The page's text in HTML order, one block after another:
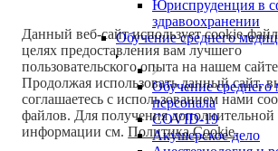
Юриспруденция в
здравоохранении
Обучение среднего
Обучение среднего
персонала
COVID-19
Акушерское дело
Данный веб-сайт использует cookie-
целях предоставления вам лучшего
пользовательского опыта на нашем
Продолжая использовать данный сайт,
соглашаетесь с использованием нами
файлов. Для получения дополнительной
информации см.Политика Cookie.